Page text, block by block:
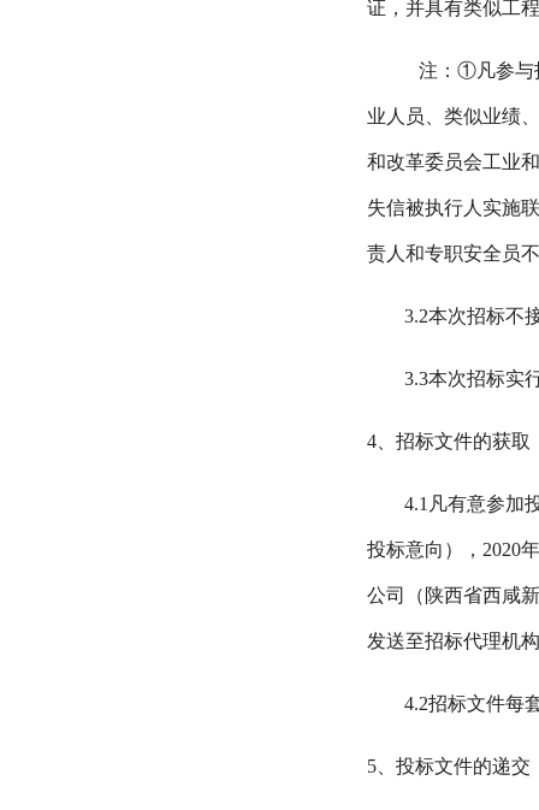
证，并具有类似工
注：①凡参
业人员、类似业绩
和改革委员会工业
失信被执行人实施
责人和专职安全员
3.2本次招标不
3.3本次招标实
4 、招标文件的获取
4.1 凡有意参加
投标意向）， 2020
公司（陕西省西咸
发送至招标代理机
4.2招标文件每
5 、投标文件的递交